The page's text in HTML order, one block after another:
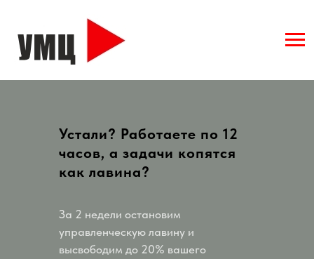
Устали? Работаете по 12
часов, а задачи копятся
как лавина?
За 2 недели остановим
управленческую лавину и
высвободим до 20% вашего